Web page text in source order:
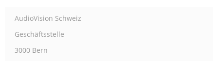
AudioVision Schweiz
Geschäftsstelle
3000 Bern